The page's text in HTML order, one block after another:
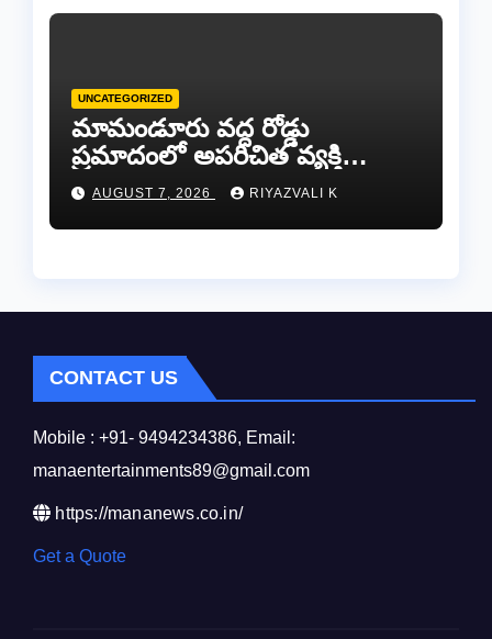
UNCATEGORIZED
​మామండూరు వద్ద రోడ్డు
ప్రమాదంలో అపరిచిత వ్యక్తి
మృతి…సమాచారం తెలిస్తే
రేణిగుంట పోలీసులను
సంప్రదించండి.
AUGUST 7, 2026 RIYAZVALI K
CONTACT US
Mobile : +91- 9494234386, Email:
manaentertainments89@gmail.com
https://mananews.co.in/
Get a Quote